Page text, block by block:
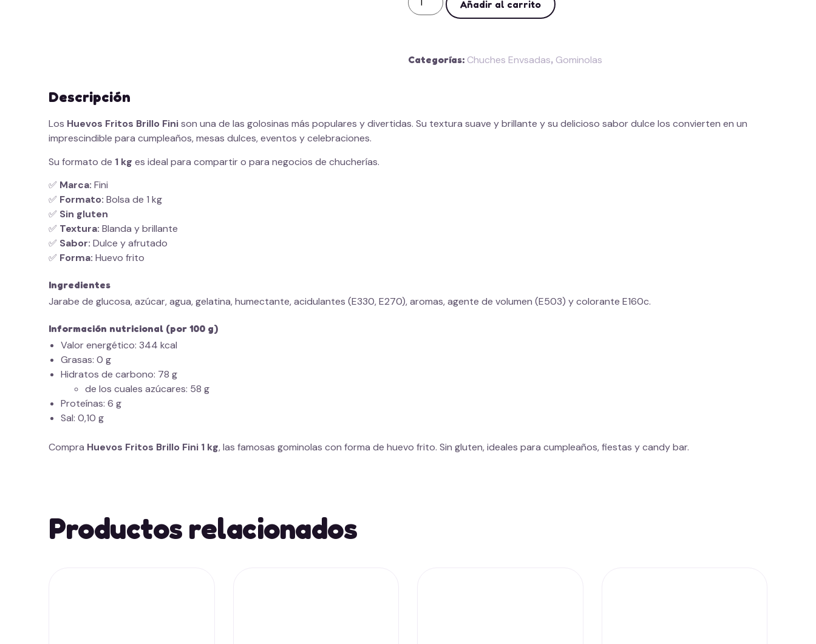
Añadir al carrito
Categorías Chuches Envsadas, Gominolas
Descripción
Los Huevos Fritos Brillo Finison una de las golosinas más populares y divertidas. Su textura suave y brillante y su delicioso sabor dulce los convierten en un
imprescindible para cumpleaños, mesas dulces, eventos y celebraciones.
Su formato de 1 kg es ideal para compartir o para negocios de chucherías.
✅ Marca: Fini
✅ Formato: Bolsa de 1 kg
✅ Sin gluten
✅ Textura: Blanda y brillante
✅ Sabor: Dulce y afrutado
✅ Forma: Huevo frito
Ingredientes
Jarabe de glucosa, azúcar, agua, gelatina, humectante, acidulantes (E330, E270), aromas, agente de volumen (E503) y colorante E160c.
Información nutricional (por 100 g)
Valor energético: 344 kcal
Grasas: 0 g
Hidratos de carbono: 78 g
de los cuales azúcares: 58 g
Proteínas: 6 g
Sal: 0,10 g
Compra Huevos Fritos Brillo Fini 1 kg, las famosas gominolas con forma de huevo frito. Sin gluten, ideales para cumpleaños, fiestas y candy bar.
Productos relacionados